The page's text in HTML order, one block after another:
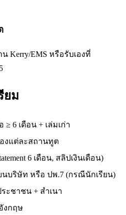
Kerry/EMS หรือรับเองที่
ยม
6 เดือน + เล่มเก่า
งแต่ละสถานทูต
6 เดือน, สลิปเงินเดือน)
นบริษัท หรือ ปพ.7 (กรณีนักเรียน)
ะชาชน + สำเนา
งกฤษ